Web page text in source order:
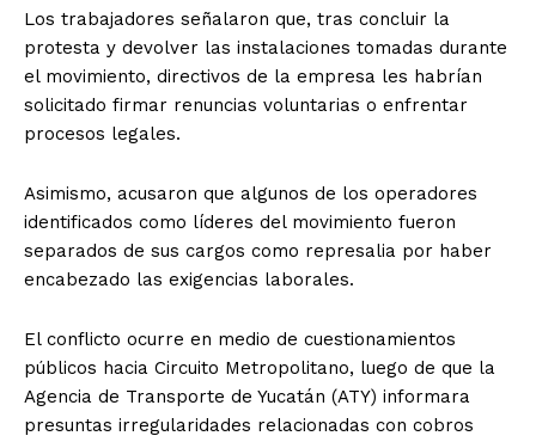
Los trabajadores señalaron que, tras concluir la
protesta y devolver las instalaciones tomadas durante
el movimiento, directivos de la empresa les habrían
solicitado firmar renuncias voluntarias o enfrentar
procesos legales.
Asimismo, acusaron que algunos de los operadores
identificados como líderes del movimiento fueron
separados de sus cargos como represalia por haber
encabezado las exigencias laborales.
El conflicto ocurre en medio de cuestionamientos
públicos hacia Circuito Metropolitano, luego de que la
Agencia de Transporte de Yucatán (ATY) informara
presuntas irregularidades relacionadas con cobros